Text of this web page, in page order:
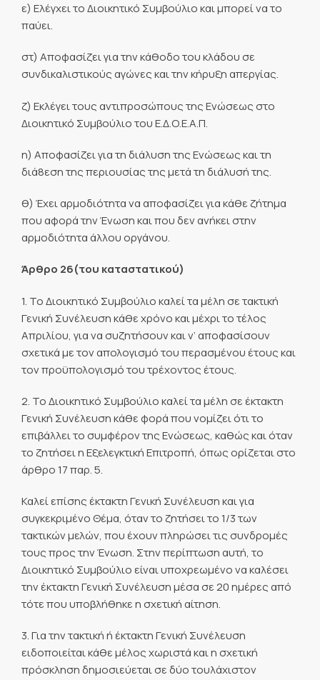
ε) Ελέγχει το Διοικητικό Συμβούλιο και μπορεί να το
παύει.
στ) Αποφασίζει για την κάθοδο του κλάδου σε
συνδικαλιστικούς αγώνες και την κήρυξη απεργίας.
ζ) Εκλέγει τους αντιπροσώπους της Ενώσεως στο
Διοικητικό Συμβούλιο του Ε.Δ.Ο.Ε.Α.Π.
η) Αποφασίζει για τη διάλυση της Ενώσεως και τη
διά8εση της περιουσίας της μετά τη διάλυσή της.
θ) Έχει αρμοδιότητα να αποφασίζει για κάθε ζήτημα
που αφορά την Ένωση και που δεν ανήκει στην
αρμοδιότητα άλλου οργάνου.
Άρθρο 26(του καταστατικού)
1. Το Διοικητικό Συμβούλιο καλεί τα μέλη σε τακτική
Γενική Συνέλευση κάθε χρόνο και μέχρι το τέλος
Απριλίου, για να συζητήσουν και ν’ αποφασίσουν
σχετικά με τον απολογισμό του περασμένου έτους και
τον προϋπολογισμό του τρέχοντος έτους.
2. Το Διοικητικό Συμβούλιο καλεί τα μέλη σε έκτακτη
Γενική Συνέλευση κάθε φορά που νομίζει ότι το
επιβάλλει το συμφέρον της Ενώσεως, καθώς και όταν
το ζητήσει η Εξελεγκτική Επιτροπή, όπως ορίζεται στο
άρθρο 17 παρ. 5.
Καλεί επίσης έκτακτη Γενική Συνέλευση και για
συγκεκριμένο Θέμα, όταν το ζητήσει το 1/3 των
τακτικών μελών, που έχουν πληρώσει τις συνδρομές
τους προς την Ένωση. Στην περίπτωση αυτή, το
Διοικητικό Συμβούλιο είναι υποχρεωμένο να καλέσει
την έκτακτη Γενική Συνέλευση μέσα σε 20 ημέρες από
τότε που υποβλήθηκε η σχετική αίτηση.
3. Για την τακτική ή έκτακτη Γενική Συνέλευση
ειδοποιείται κάθε μέλος χωριστά και η σχετική
πρόσκληση δημοσιεύεται σε δύο τουλάχιστον